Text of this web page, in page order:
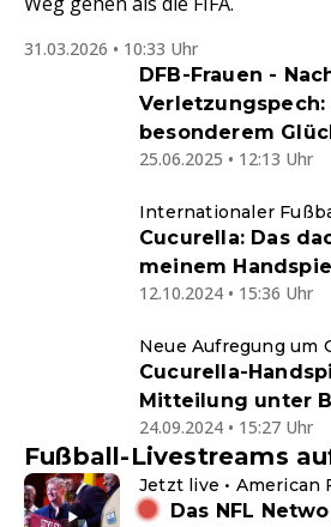
31.03.2026 • 10:33 Uhr
DFB-Frauen -
besonderem
25.06.2025 • 12:13 Uhr
Internationaler
Cucurella: Das
meinem Handspiel
12.10.2024 • 15:36 Uhr
Neue Aufregung um
Cucurella-
Mitteilung unter
24.09.2024 • 15:27 Uhr
Fußball-Livestreams
Jetzt live • American
Das NFL